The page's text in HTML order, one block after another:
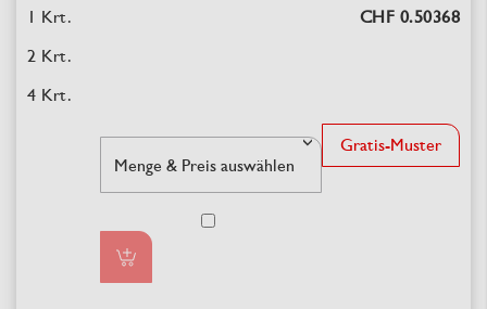
CHF 0.50368
Gratis-Muster